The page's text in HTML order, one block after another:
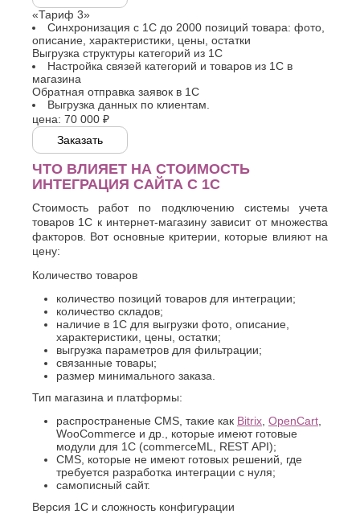
Керчь
Киров
Кисловодск
Ковров
Коломна
Копейск
Кострома
Красногорск
Краснодар
Курган
Курск
Липецк
Люберцы
М
Магнитогорск
Майкоп
Махачкала
Миасс
Москва
Мурманск
Муром
Мытищи
Набережные
Челны
Нальчик
Невинномысск
Нефтекамск
Тверь
Тольятти
Тула
Тюмень
У
Ульяновск
Уфа
Феодосия
Х
Хасавюрт
Химки
Ч
Чебоксары
Челябинск
Череповец
Черкесск
Ш
Шахты
Э
Электросталь
Энгельс
Я
Ялта
Ярославль
«Тариф 3»
Синхронизация с 1С до 2000 позиций товара: фото,
описание, характеристики, цены, остатки
Выгрузка структуры категорий из 1С
Настройка связей категорий и товаров из 1С в
магазина
Обратная отправка заявок в 1С
Выгрузка данных по клиентам.
цена: 70 000 ₽
Заказать
ЧТО ВЛИЯЕТ НА СТОИМОСТЬ
ИНТЕГРАЦИЯ САЙТА С 1С
Стоимость работ по подключению системы учета
товаров 1С к интернет-магазину зависит от множества
факторов. Вот основные критерии, которые влияют на
цену:
Количество товаров
количество позиций товаров для интеграции;
количество складов;
наличие в 1С для выгрузки фото, описание,
характеристики, цены, остатки;
выгрузка параметров для фильтрации;
связанные товары;
размер минимального заказа.
Тип магазина и платформы:
распространеные CMS, такие как Bitrix OpenCart
WooCommerce и др., которые имеют готовые
модули для 1С (commerceML, REST API);
CMS, которые не имеют готовых решений, где
требуется разработка интеграции с нуля;
самописный сайт.
Версия 1С и сложность конфигурации